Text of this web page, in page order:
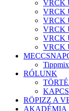
VRCK
VRCK
VRCK
VRCK
VRCK
VRCK
RÓLUNK
RÖPIZZ A
AKADÉMIA